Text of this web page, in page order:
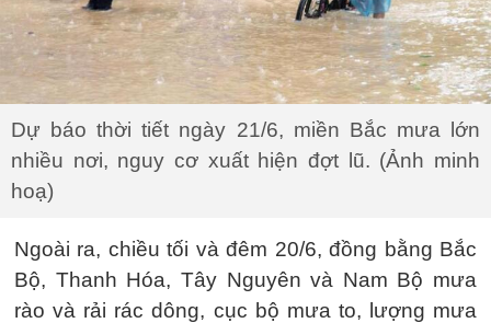
Dự báo thời tiết ngày 21/6, miền Bắc mưa lớn
nhiều nơi, nguy cơ xuất hiện đợt lũ. (Ảnh minh
hoạ)
Ngoài ra, chiều tối và đêm 20/6, đồng bằng Bắc
Bộ, Thanh Hóa, Tây Nguyên và Nam Bộ mưa
rào và rải rác dông, cục bộ mưa to, lượng mưa